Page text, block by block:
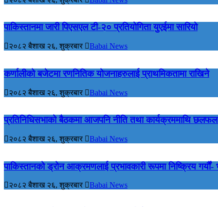
पाकिस्तानमा जारी पिएसएल टी-२० प्रतियोगिता युएईमा सारियो
२०८२ बैशाख २६, शुक्रबार Babai News
कर्णालीको बजेटमा रणनितिक योजनाहरुलाई प्राथमिकतामा राखिने
२०८२ बैशाख २६, शुक्रबार Babai News
प्रतिनिधिसभाको बैठकमा आजपनि नीति तथा कार्यक्रममाथि
२०८२ बैशाख २६, शुक्रबार Babai News
पाकिस्तानको ड्रोन आक्रमणलाई प्रभावकारी रूपमा निष्क्रिय गर्यौं-
२०८२ बैशाख २६, शुक्रबार Babai News